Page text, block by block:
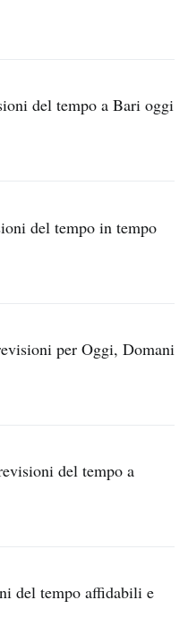
del tempo a Bari oggi
del tempo in tempo
per Oggi, Domani
del tempo a
del tempo affidabili e